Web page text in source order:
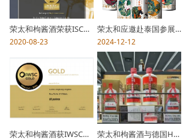
荣太和枸酱酒荣获ISC国际烈酒挑战赛 (2020)双金勋章——最高荣誉
2020-08-23
荣太和应邀赴泰国参展东皇运道酒被收藏
2024-12-12
荣太和枸酱酒获IWSC国际葡萄酒暨烈酒大赛金奖(2020) 荣太和枸酱酒与德国Heineman公司签约合作